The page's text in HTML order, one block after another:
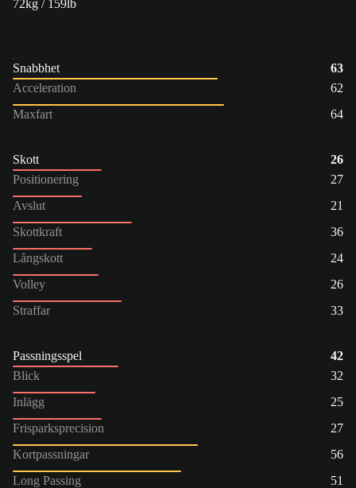
72kg / 159lb
Snabbhet
63
Acceleration
62
Maxfart
64
Skott
26
Positionering
27
Avslut
21
Skottkraft
36
Långskott
24
Volley
26
Straffar
33
Passningsspel
42
Blick
32
Inlägg
25
Frisparksprecision
27
Kortpassningar
56
Long Passing
51